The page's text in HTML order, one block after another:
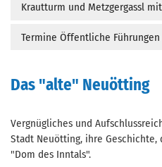
Krautturm und Metzgergassl
Termine Öffentliche Führungen
Das "alte" Neuötting
Vergnügliches und
Stadt Neuötting, ihre Geschichte,
"Dom des Inntals".